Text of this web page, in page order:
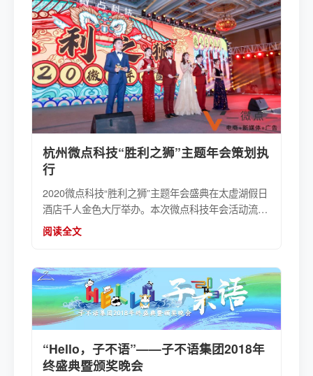
杭州微点科技“胜利之狮”主题年会策划执
行
2020微点科技“胜利之狮”主题年会盛典在太虚湖假日
酒店千人金色大厅举办。本次微点科技年会活动流程
策划了年度会议、休息茶歇、年会晚宴等部分，其中
晚宴策划设置了18个表演节目、18个奖品类目。
阅读全文
“Hello，子不语”——子不语集团2018年
终盛典暨颁奖晚会